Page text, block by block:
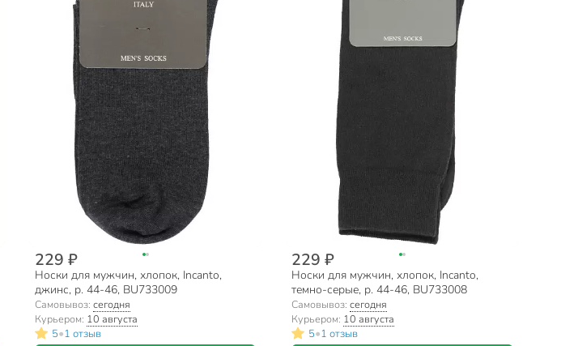
229 ₽
Носки для мужчин, хлопок, Incanto,
джинс, р. 44-46, BU733009
Самовывоз: сегодня
Курьером: 10 августа
5•1 отзыв
229 ₽
Носки для мужчин, хлопок, Incanto,
темно-серые, р. 44-46, BU733008
Самовывоз:сегодня
Курьером: 10 августа
5•1 отзыв